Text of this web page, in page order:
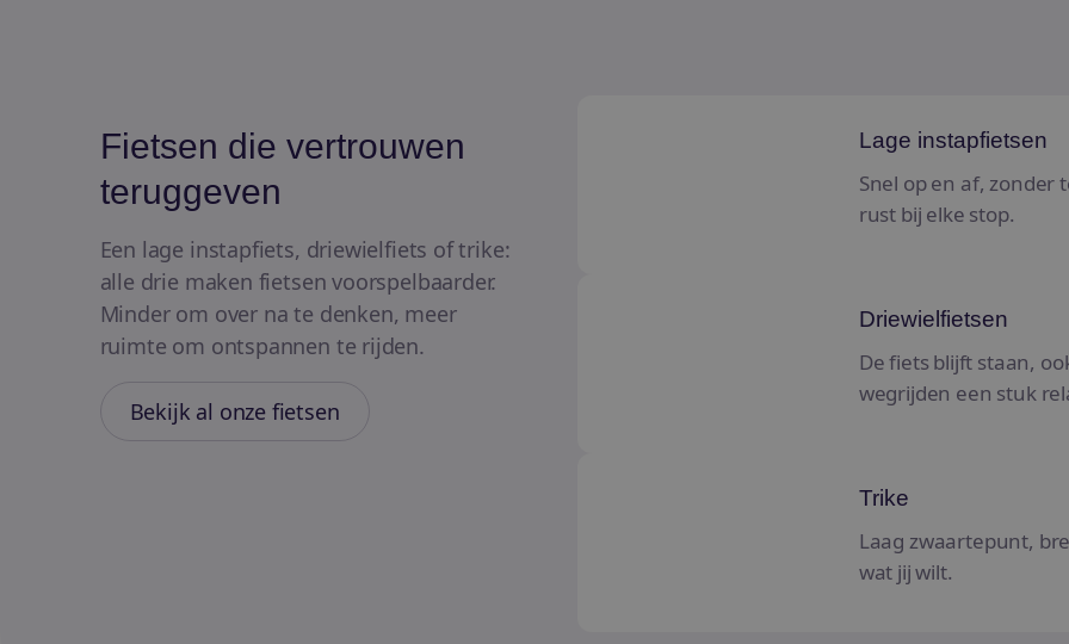
Fietsen die vertrouwen
teruggeven
Een lage instapfiets, driewielfiets of trike:
alle drie maken fietsen voorspelbaarder.
Minder om over na te denken, meer
ruimte om ontspannen te rijden.
Bekijk al onze fietsen
Lage instapfietsen
Snel op en af, zonder
rust bij elke stop.
Driewielfietsen
De fiets blijft staan,
wegrijden een stuk
Trike
Laag zwaartepunt,
wat jij wilt.